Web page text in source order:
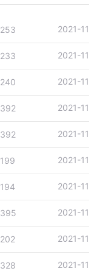
253 2021-11
233 2021-11
240 2021-11
392 2021-11
392 2021-11
199 2021-11
194 2021-11
395 2021-11
202 2021-11
328 2021-11